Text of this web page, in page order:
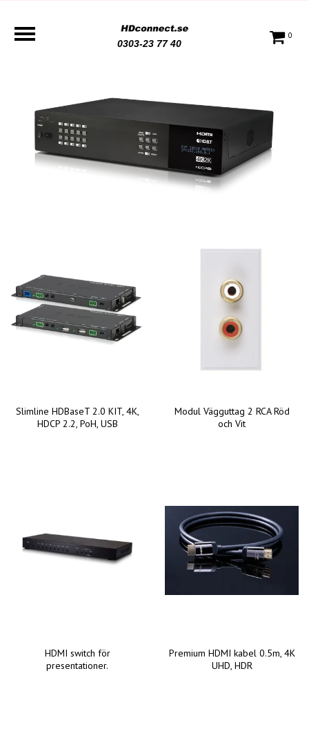
0303-23 77 40
0
Slimline HDBaseT 2.0 KIT, 4K,
HDCP 2.2, PoH, USB
Modul Vägguttag 2 RCA Röd
och Vit
HDMI switch för
presentationer.
Premium HDMI kabel 0.5m, 4K
UHD, HDR